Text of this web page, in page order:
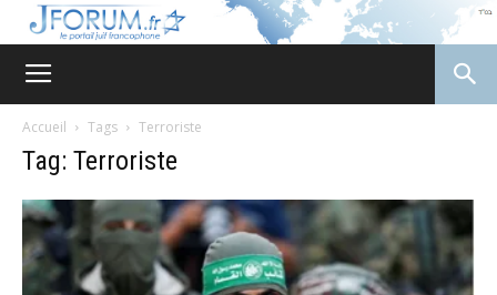
Accueil Tags Terroriste
Tag: Terroriste